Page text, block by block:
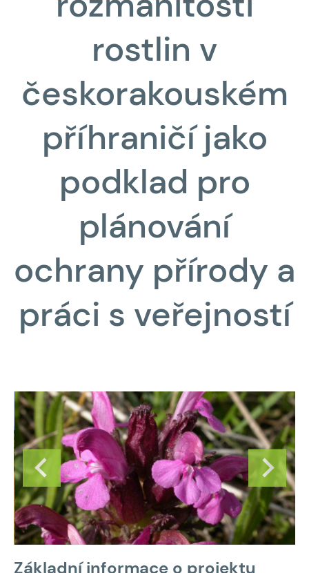
rostlin v
českorakouském
příhraničí jako
podklad pro
plánování
ochrany přírody a
práci s veřejností
Základní informace o projektu